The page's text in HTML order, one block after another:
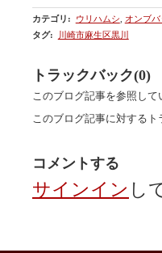
カテゴリ : ウリハムシ オンブバ
タグ: 川崎市麻生区黒川
トラックバック(0)
このブログ記事を参照して
このブログ記事に対する
コメントする
サインイン し